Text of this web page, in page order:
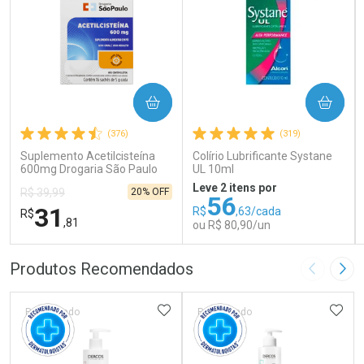
(376)
Suplemento Acetilcisteína
600mg Drogaria São Paulo
R$ 39,99
R$31 ,81
20% OFF
COMPRAR
FECHAR
FECHAR
Por Menos
(319)
Colírio Lubrificante Systane
UL 10ml
Leve 2 itens por
R$56,63/cada
ou R$ 80,90/un
COMPRAR
Por Menos
Produtos Recomendados Imagem
Patrocinado ADICIONAR AOS FAVORITOS
Patrocinado